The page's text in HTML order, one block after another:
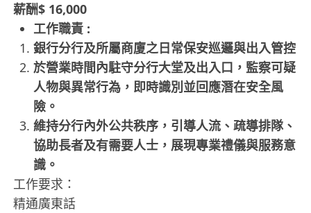
薪酬$ 16,000
工作職責 :
銀行分行及所屬商廈之日常保安巡邏與出入管控
於營業時間內駐守分行大堂及出入口，監察可疑
人物與異常行為，即時識別並回應潛在安全風
險。
維持分行內外公共秩序，引導人流、疏導排隊、
協助長者及有需要人士，展現專業禮儀與服務意
識。
工作要求：
精通廣東話